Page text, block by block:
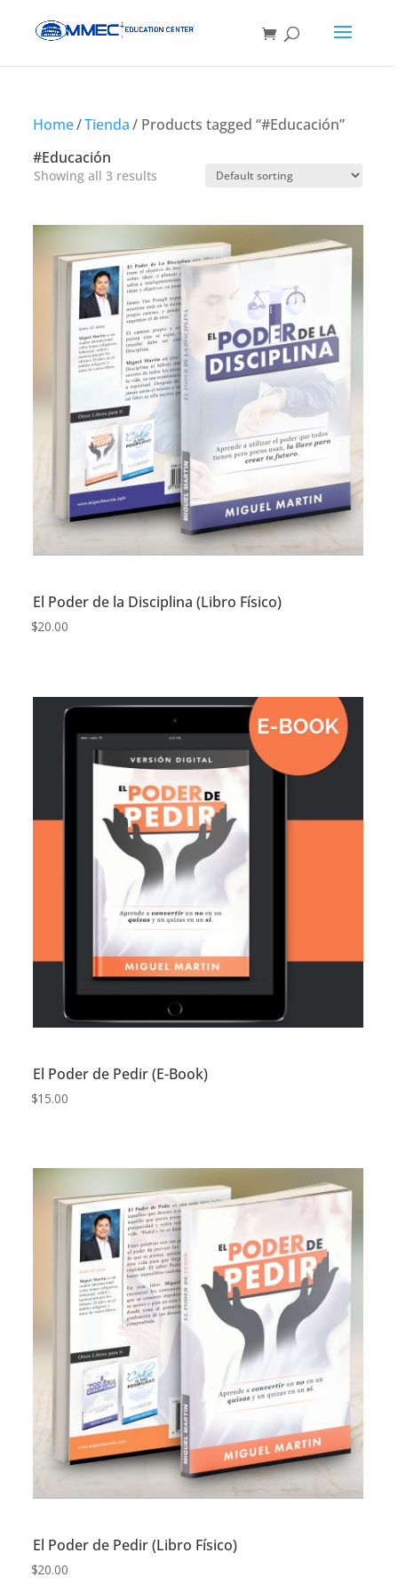
Home/Tienda/ Products tagged “#Educación”
#Educación
Showing all 3 results
El Poder de la Disciplina (Libro Físico)
$20.00
El Poder de Pedir (E-Book)
$15.00
El Poder de Pedir (Libro Físico)
$20.00